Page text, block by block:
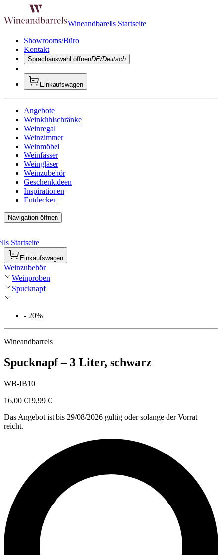
Wineandbarells Startseite
Showrooms/Büro
Kontakt
Sprachauswahl öffnenDE/Deutsch
Einkaufswagen
Angebote
Weinkühlschränke
Weinregal
Weinzimmer
Weinmöbel
Weinfässer
Weingläser
Weinzubehör
Geschenkideen
Inspirationen
Entdecken
Navigation öffnen
Startseite
Einkaufswagen
Weinzubehör
Weinproben
Spucknapf
- 20%
Wineandbarrels
Spucknapf – 3 Liter, schwarz
WB-IB10
16,00 €19,99 €
Das Angebot ist bis 29/08/2026 gültig oder solange der Vorrat
reicht.